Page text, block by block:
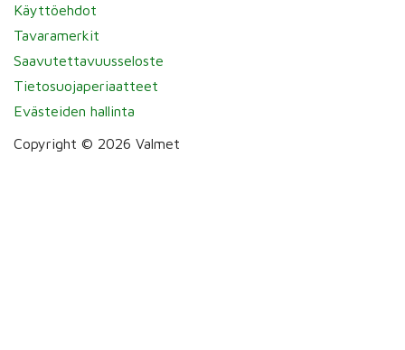
Käyttöehdot
Tavaramerkit
Saavutettavuusseloste
Tietosuojaperiaatteet
Evästeiden hallinta
Copyright © 2026 Valmet